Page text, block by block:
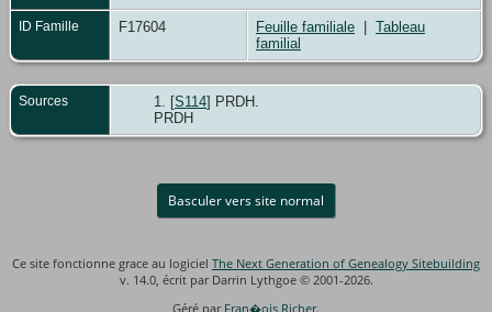
ID Famille F17604 Feuille familiale | Tableau
familial
Sources [S114] PRDH.
PRDH
Basculer vers site normal
Ce site fonctionne grace au logiciel The Next Generation of Genealogy Sitebuilding
v. 14.0, écrit par Darrin Lythgoe © 2001-2026.
Géré par Fran�ois Richer.